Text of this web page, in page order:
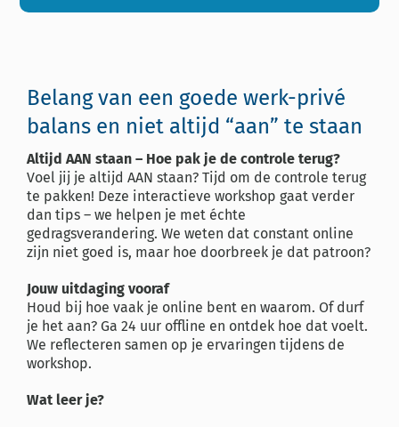
Belang van een goede werk-privé
balans en niet altijd “aan” te staan
Altijd AAN staan – Hoe pak je de controle terug?
Voel jij je altijd AAN staan? Tijd om de controle terug
te pakken! Deze interactieve workshop gaat verder
dan tips – we helpen je met échte
gedragsverandering. We weten dat constant online
zijn niet goed is, maar hoe doorbreek je dat patroon?
Jouw uitdaging vooraf
Houd bij hoe vaak je online bent en waarom. Of durf
je het aan? Ga 24 uur offline en ontdek hoe dat voelt.
We reflecteren samen op je ervaringen tijdens de
workshop.
Wat leer je?